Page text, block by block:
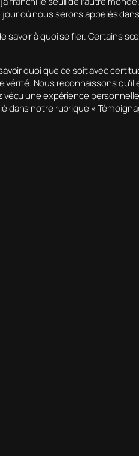
où nous serons appelés
savoir à quoi se fier. Certains
quoi que ce soit avec
Nous reconnaissons
vécu une expérience
dans notre rubrique «